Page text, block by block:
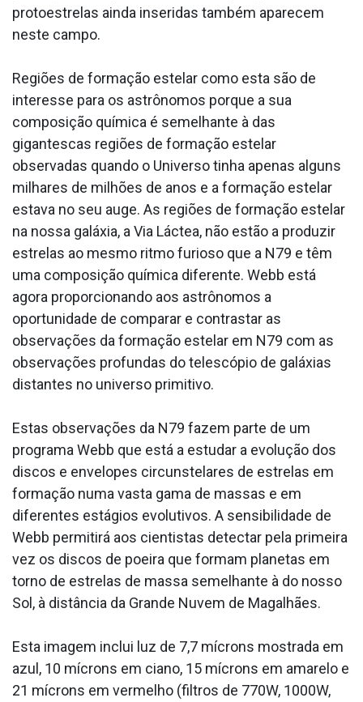
protoestrelas ainda inseridas também aparecem
neste campo.
Regiões de formação estelar como esta são de
interesse para os astrônomos porque a sua
composição química é semelhante à das
gigantescas regiões de formação estelar
observadas quando o Universo tinha apenas alguns
milhares de milhões de anos e a formação estelar
estava no seu auge. As regiões de formação estelar
na nossa galáxia, a Via Láctea, não estão a produzir
estrelas ao mesmo ritmo furioso que a N79 e têm
uma composição química diferente. Webb está
agora proporcionando aos astrônomos a
oportunidade de comparar e contrastar as
observações da formação estelar em N79 com as
observações profundas do telescópio de galáxias
distantes no universo primitivo.
Estas observações da N79 fazem parte de um
programa Webb que está a estudar a evolução dos
discos e envelopes circunstelares de estrelas em
formação numa vasta gama de massas e em
diferentes estágios evolutivos. A sensibilidade de
Webb permitirá aos cientistas detectar pela primeira
vez os discos de poeira que formam planetas em
torno de estrelas de massa semelhante à do nosso
Sol, à distância da Grande Nuvem de Magalhães.
Esta imagem inclui luz de 7,7 mícrons mostrada em
azul, 10 mícrons em ciano, 15 mícrons em amarelo e
21 mícrons em vermelho (filtros de 770W, 1000W,